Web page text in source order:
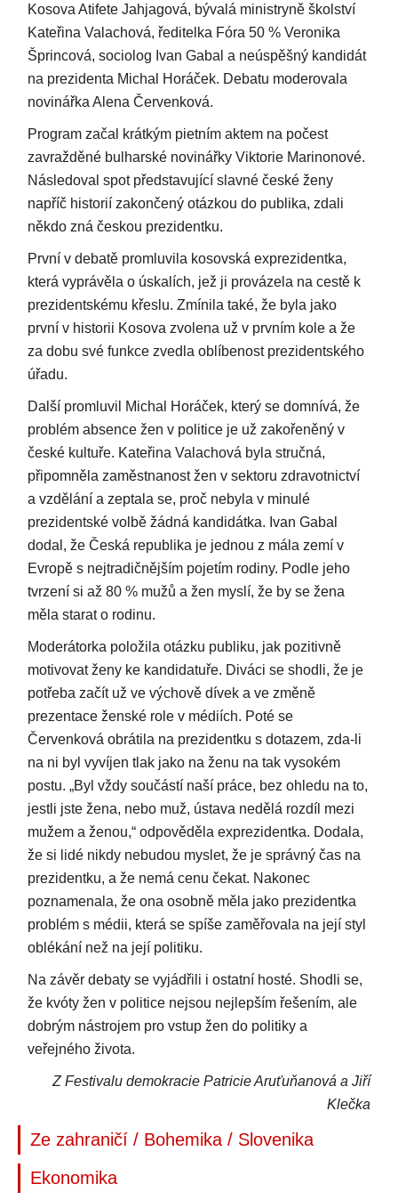
Kosova Atifete Jahjagová, bývalá ministryně školství
Kateřina Valachová, ředitelka Fóra 50 % Veronika
Šprincová, sociolog Ivan Gabal a neúspěšný kandidát
na prezidenta Michal Horáček. Debatu moderovala
novinářka Alena Červenková.
Program začal krátkým pietním aktem na počest
zavražděné bulharské novinářky Viktorie Marinonové.
Následoval spot představující slavné české ženy
napříč historií zakončený otázkou do publika, zdali
někdo zná českou prezidentku.
První v debatě promluvila kosovská exprezidentka,
která vyprávěla o úskalích, jež ji provázela na cestě k
prezidentskému křeslu. Zmínila také, že byla jako
první v historii Kosova zvolena už v prvním kole a že
za dobu své funkce zvedla oblíbenost prezidentského
úřadu.
Další promluvil Michal Horáček, který se domnívá, že
problém absence žen v politice je už zakořeněný v
české kultuře. Kateřina Valachová byla stručná,
připomněla zaměstnanost žen v sektoru zdravotnictví
a vzdělání a zeptala se, proč nebyla v minulé
prezidentské volbě žádná kandidátka. Ivan Gabal
dodal, že Česká republika je jednou z mála zemí v
Evropě s nejtradičnějším pojetím rodiny. Podle jeho
tvrzení si až 80 % mužů a žen myslí, že by se žena
měla starat o rodinu.
Moderátorka položila otázku publiku, jak pozitivně
motivovat ženy ke kandidatuře. Diváci se shodli, že je
potřeba začít už ve výchově dívek a ve změně
prezentace ženské role v médiích. Poté se
Červenková obrátila na prezidentku s dotazem, zda-li
na ni byl vyvíjen tlak jako na ženu na tak vysokém
postu. „Byl vždy součástí naší práce, bez ohledu na to,
jestli jste žena, nebo muž, ústava nedělá rozdíl mezi
mužem a ženou,“ odpověděla exprezidentka. Dodala,
že si lidé nikdy nebudou myslet, že je správný čas na
prezidentku, a že nemá cenu čekat. Nakonec
poznamenala, že ona osobně měla jako prezidentka
problém s médii, která se spíše zaměřovala na její styl
oblékání než na její politiku.
Na závěr debaty se vyjádřili i ostatní hosté. Shodli se,
že kvóty žen v politice nejsou nejlepším řešením, ale
dobrým nástrojem pro vstup žen do politiky a
veřejného života.
Z Festivalu demokracie Patricie Aruťuňanová a Jiří
Klečka
Ze zahraničí / Bohemika / Slovenika
Ekonomika